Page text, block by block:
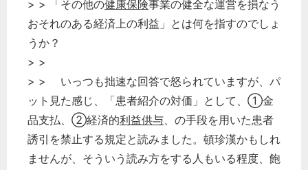
> > 「その他の健康保険事業の健全な運営を損なう
おそれのある経済上の利益」とは何を指すのでしょ
うか？
> >
> > いっつも拙速な回答で怒られていますが、パ
ット見た感じ、「患者紹介の対価」として、①金
品支払、➁経済的利益供与、の手段を用いた患者
誘引を禁止する規定と読みました。頓珍漢かもしれ
ませんが、そういう読み方をする人もいる程度、飽